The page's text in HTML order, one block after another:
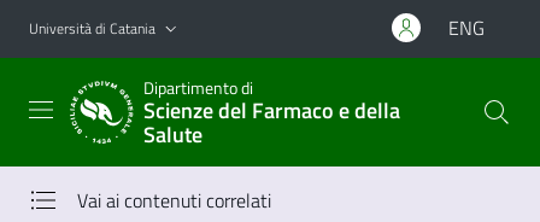
Vai al contenuto principale
Vai al menu di navigazione
Università di Catania ENG
Dipartimento di
Scienze del Farmaco e della
Salute
Vai ai contenuti correlati